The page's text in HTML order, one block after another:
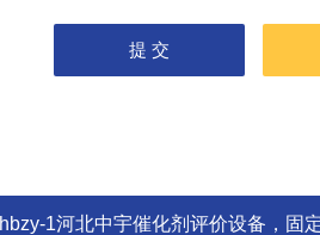
hbzy-1河北中宇催化剂评价设备，固